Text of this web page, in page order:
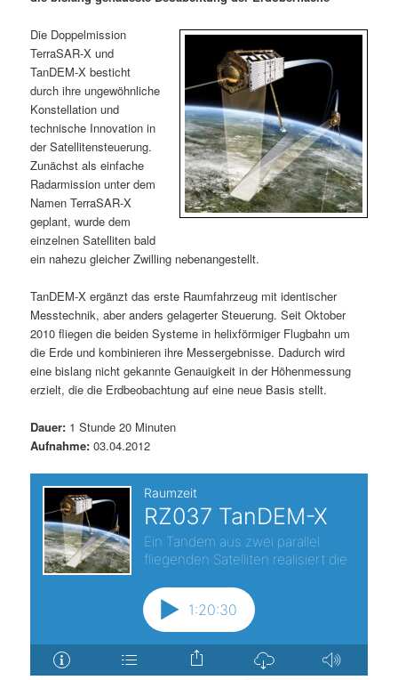
ä
r
e
n
I
n
h
a
t
s
i
n
n
d
ä
r
e
n
I
n
h
a
l
p
r
n
v
i
g
a
t
i
o
n
Die Doppelmission
TerraSAR-X und
TanDEM-X besticht
durch ihre ungewöhnliche
Konstellation und
technische Innovation in
der Satellitensteuerung.
Zunächst als einfache
Radarmission unter dem
Namen TerraSAR-X
geplant, wurde dem
einzelnen Satelliten bald
ein nahezu gleicher Zwilling nebenangestellt.
TanDEM-X ergänzt das erste Raumfahrzeug mit identischer
Messtechnik, aber anders gelagerter Steuerung. Seit Oktober
2010 fliegen die beiden Systeme in helixförmiger Flugbahn um
die Erde und kombinieren ihre Messergebnisse. Dadurch wird
eine bislang nicht gekannte Genauigkeit in der Höhenmessung
erzielt, die die Erdbeobachtung auf eine neue Basis stellt.
Dauer: 1 Stunde 20 Minuten
Aufnahme: 03.04.2012